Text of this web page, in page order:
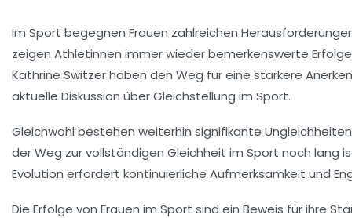
Im Sport begegnen Frauen zahlreichen
zeigen Athletinnen immer wieder bemerkenswerte Erfolge
Kathrine Switzerhaben den Weg für eine stärkere
aktuelle Diskussion über Gleichstellung im Sport.
Gleichwohl bestehen weiterhin signifikante Ungleichheiten
der Weg zur vollständigen Gleichheit im Sport noch lang
Evolution erfordert kontinuierliche Aufmerksamkeit und
Die Erfolge von Frauen im Sport sind ein Beweis für ihre